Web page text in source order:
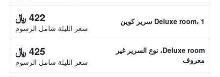
Deluxe room، 1 سرير كوين 422 ﷼
سعر الليلة شامل الرسوم
Deluxe room، نوع السرير غير
معروف
425 ﷼
سعر الليلة شامل الرسوم